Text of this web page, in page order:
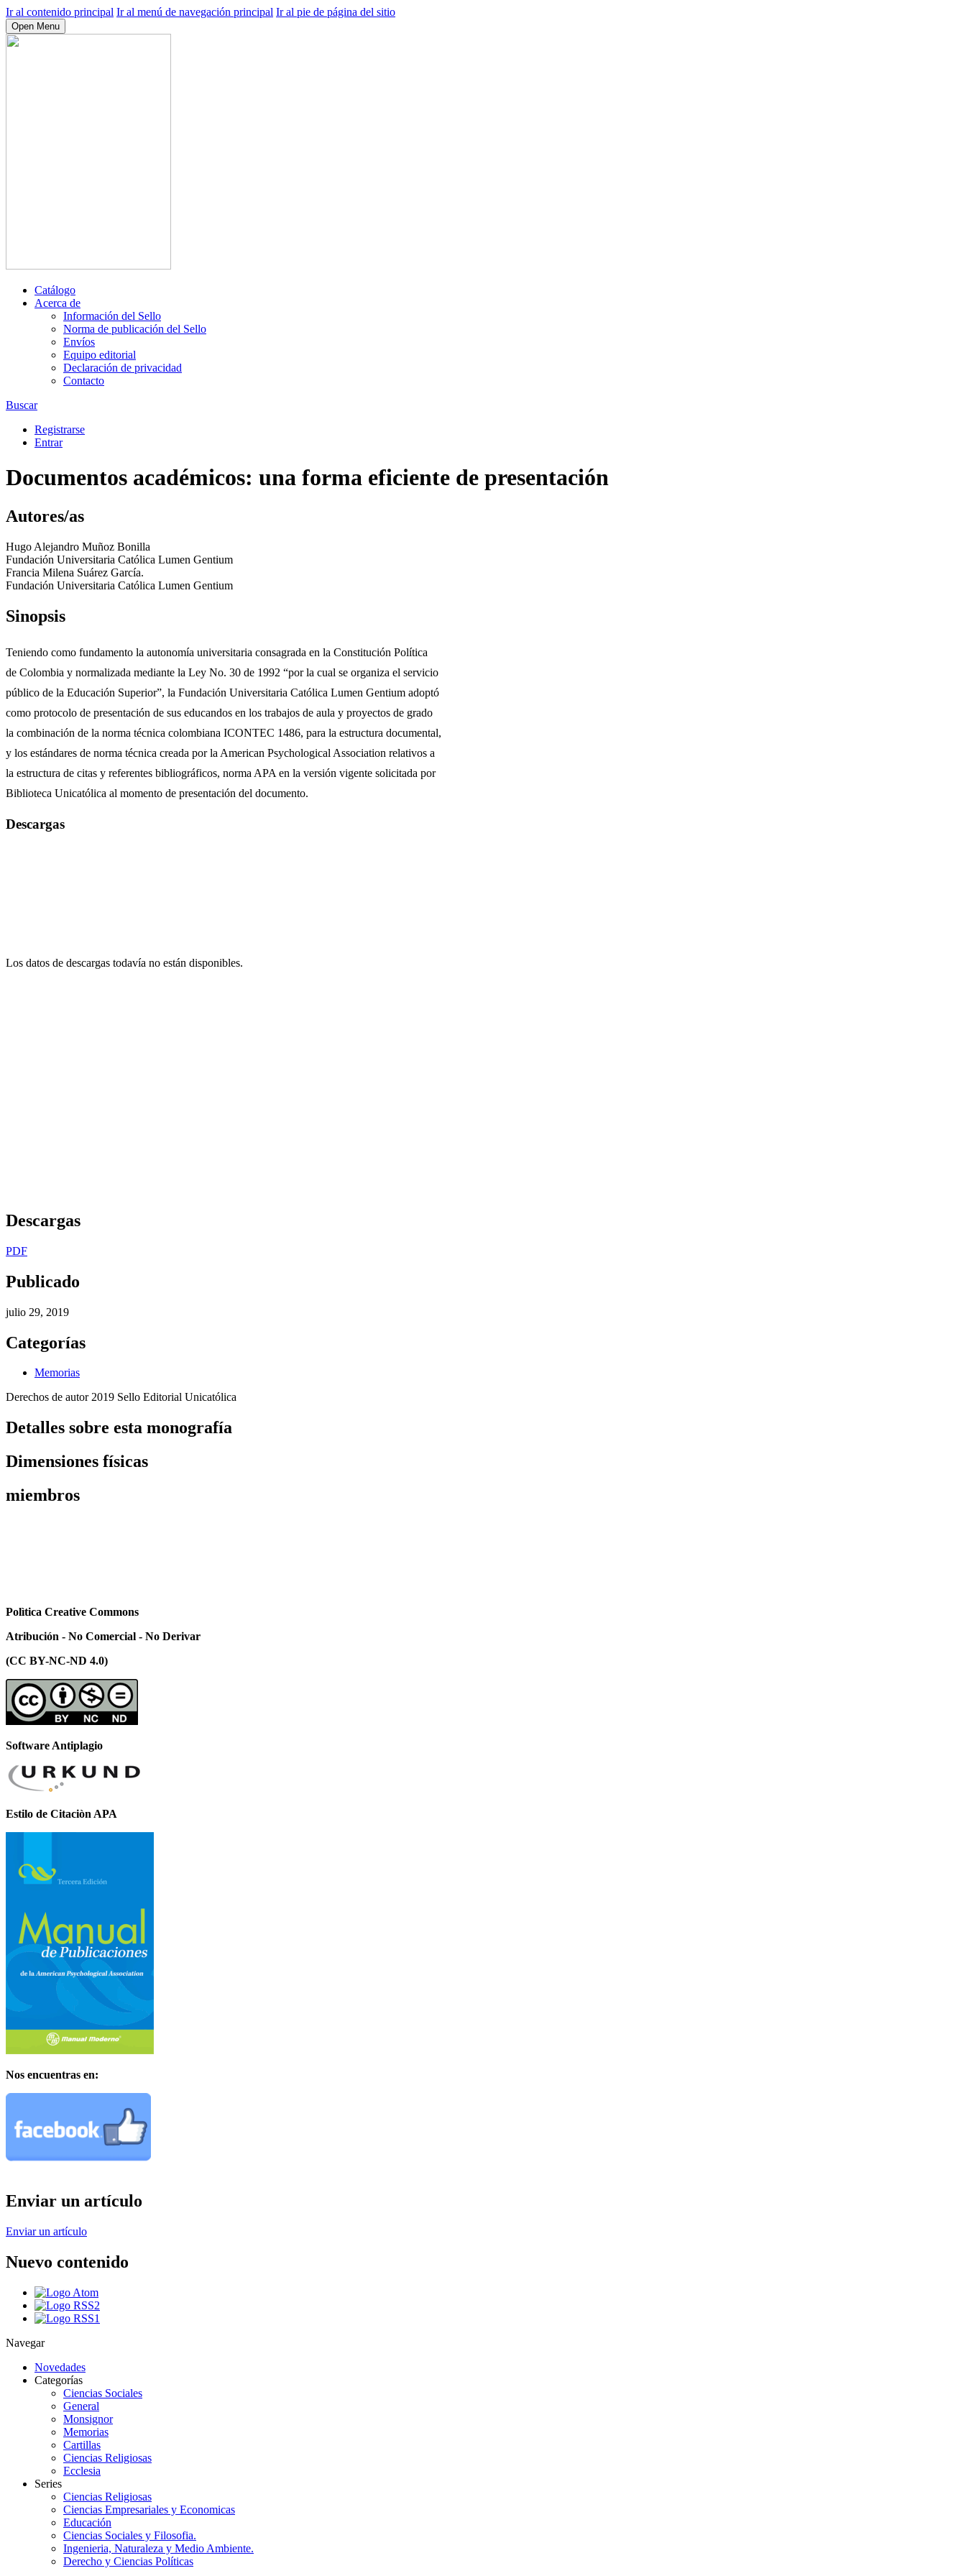
Ir al contenido principal Ir al menú de navegación principal Ir al pie de página del sitio
Open Menu
Catálogo
Acerca de
Información del Sello
Norma de publicación del Sello
Envíos
Equipo editorial
Declaración de privacidad
Contacto
Buscar
Registrarse
Entrar
Documentos académicos: una forma eficiente de presentación
Autores/as
Hugo Alejandro Muñoz Bonilla
Fundación Universitaria Católica Lumen Gentium
Francia Milena Suárez García.
Fundación Universitaria Católica Lumen Gentium
Sinopsis
Teniendo como fundamento la autonomía universitaria consagrada en la Constitución Política
de Colombia y normalizada mediante la Ley No. 30 de 1992 “por la cual se organiza el servicio
público de la Educación Superior”, la Fundación Universitaria Católica Lumen Gentium adoptó
como protocolo de presentación de sus educandos en los trabajos de aula y proyectos de grado
la combinación de la norma técnica colombiana ICONTEC 1486, para la estructura documental,
y los estándares de norma técnica creada por la American Psychological Association relativos a
la estructura de citas y referentes bibliográficos, norma APA en la versión vigente solicitada por
Biblioteca Unicatólica al momento de presentación del documento.
Descargas
Los datos de descargas todavía no están disponibles.
Descargas
PDF
Publicado
julio 29, 2019
Categorías
Memorias
Derechos de autor 2019 Sello Editorial Unicatólica
Detalles sobre esta monografía
Dimensiones físicas
miembros
Polìtica Creative Commons
Atribución - No Comercial - No Derivar
(CC BY-NC-ND 4.0)
Software Antiplagio
Estilo de Citaciòn APA
Nos encuentras en:
Enviar un artículo
Enviar un artículo
Nuevo contenido
Navegar
Novedades
Categorías
Ciencias Sociales
General
Monsignor
Memorias
Cartillas
Ciencias Religiosas
Ecclesia
Series
Ciencias Religiosas
Ciencias Empresariales y Economicas
Educación
Ciencias Sociales y Filosofia.
Ingenieria, Naturaleza y Medio Ambiente.
Derecho y Ciencias Políticas